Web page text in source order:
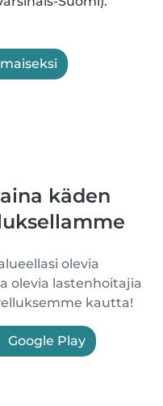
käden
olevia
olevia lastenhoitajia
kautta!
Google Play